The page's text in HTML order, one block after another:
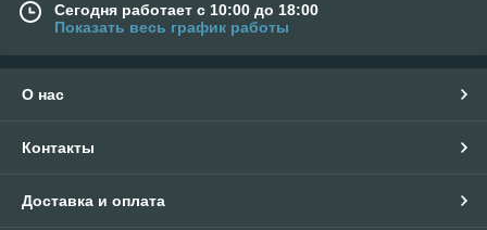
Сегодня работает с 10:00 до 18:00
Показать весь график работы
О нас
Контакты
Доставка и оплата